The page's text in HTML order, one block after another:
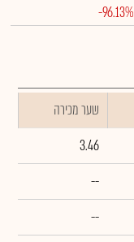
-96.13%
שער מכירה
3.46
--
--